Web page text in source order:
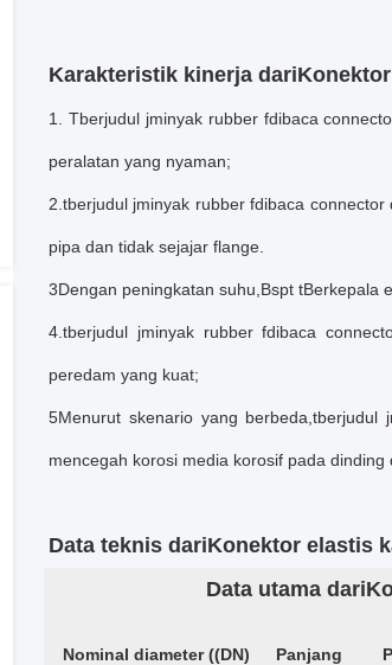
Karakteristik kinerja dari
1. Tberjudul jminyak rubber fdibaca c
peralatan yang nyaman;
2. tberjudul jminyak rubber fdibaca connector
pipa dan tidak sejajar flange.
3Dengan peningkatan suhu, Bspt tBerkepala e
4. tberjudul jminyak rubber fdibaca c
peredam yang kuat;
5Menurut skenario yang berbeda,tberjudul j
mencegah korosi media korosif pada
Data teknis dariKonektor elastis
Data utama dari
Nominal diameter ((DN) Panjang